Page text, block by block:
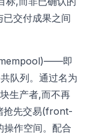
交付成果之间
即
队列。通过名为
生产者,而不再
抢先交易(front-
作空间。配合